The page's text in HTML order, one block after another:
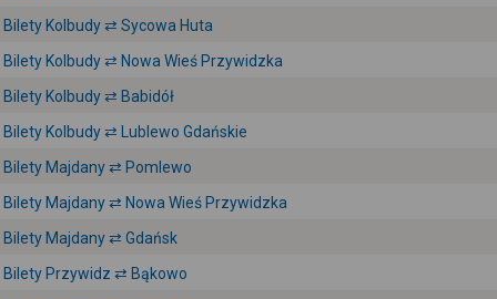
Bilety Kolbudy ⇄ Sycowa Huta
Bilety Kolbudy ⇄ Nowa Wieś Przywidzka
Bilety Kolbudy ⇄ Babidół
Bilety Kolbudy ⇄ Lublewo Gdańskie
Bilety Majdany ⇄ Pomlewo
Bilety Majdany ⇄ Nowa Wieś Przywidzka
Bilety Majdany ⇄ Gdańsk
Bilety Przywidz ⇄ Bąkowo